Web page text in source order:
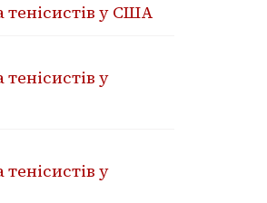
тенісистів у США
у
у